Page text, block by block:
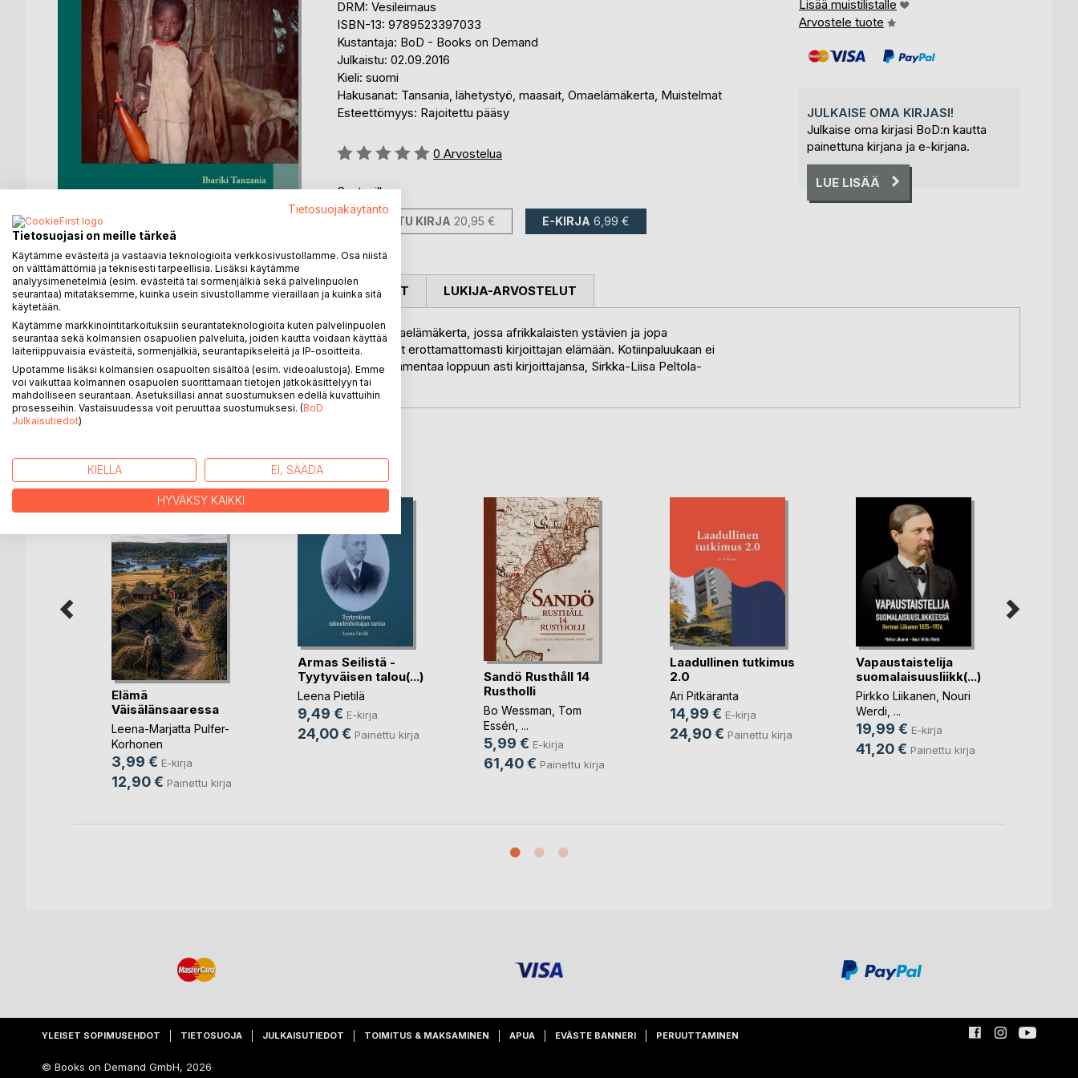
DRM: Vesileimaus
ISBN-13: 9789523397033
Kustantaja: BoD - Books on Demand
Julkaistu: 02.09.2016
Kieli: suomi
Hakusanat: Tansania, lähetystyö, maasait, Omaelämäkerta, Muistelmat
Esteettömyys: Rajoitettu pääsy
Arvostelu::
0 Arvostelua
Saatavilla::
PAINETTU KIRJA 20,95 € E-KIRJA 6,99 €
Lisää muistilistalle
Arvostele tuote
JULKAISE OMA KIRJASI!
Julkaise oma kirjasi BoD:n kautta
painettuna kirjana ja e-kirjana.
LUE LISÄÄ
KUVAUS
‘Mwalimu – Opettaja’ on suomalaisen Tansania-lähetin omaelämäkerta, jossa afrikkalaisten ystävien ja jopa
pelottavien maasai-paimentolaisten arki ja juhla kietoutuvat erottamattomasti kirjoittajan elämään. Kotiinpaluukaan ei
ole vain laskeutumista hiljaiseloon, vaan muistelmateos ammentaa loppuun asti kirjoittajansa, Sirkka-Liisa Peltola-
Laineen, koskettavia kokemuksia.
KIRJAILIJA LEHDISTÖARVOSTELUT LUKIJA-ARVOSTELUT
LISÄÄ KIRJOJA BoD:LLA
Elämä
Väisälänsaaressa
Leena-Marjatta Pulfer-
Korhonen
3,99 € E-kirja
12,90 € Painettu kirja
Armas Seilistä -
Tyytyväisen talou(...)
Leena Pietilä
9,49 € E-kirja
24,00 € Painettu kirja
Sandö Rusthåll 14
Rustholli
Bo Wessman Tom
Essén , ...
5,99 € E-kirja
61,40 € Painettu kirja
Laadullinen tutkimus
2.0
Ari Pitkäranta
14,99 € E-kirja
24,90 € Painettu kirja
Vapaustaistelija
suomalaisuusliikk(...)
Pirkko Liikanen Nouri
Werdi , ...
19,99 € E-kirja
41,20 € Painettu kirja
YLEISET SOPIMUSEHDOT TIETOSUOJA JULKAISUTIEDOT TOIMITUS & MAKSAMINEN APUA EVÄSTE BANNERI PERUUTTAMINEN
© Books on Demand GmbH, 2026
Tietosuojakäytäntö
Tietosuojasi on meille tärkeä
Käytämme evästeitä ja vastaavia teknologioita verkkosivustollamme. Osa niistä
on välttämättömiä ja teknisesti tarpeellisia. Lisäksi käytämme
analyysimenetelmiä (esim. evästeitä tai sormenjälkiä sekä palvelinpuolen
seurantaa) mitataksemme, kuinka usein sivustollamme vieraillaan ja kuinka sitä
käytetään.
Käytämme markkinointitarkoituksiin seurantateknologioita kuten palvelinpuolen
seurantaa sekä kolmansien osapuolien palveluita, joiden kautta voidaan käyttää
laiteriippuvaisia evästeitä, sormenjälkiä, seurantapikseleitä ja IP-osoitteita.
Upotamme lisäksi kolmansien osapuolten sisältöä (esim. videoalustoja). Emme
voi vaikuttaa kolmannen osapuolen suorittamaan tietojen jatkokäsittelyyn tai
mahdolliseen seurantaan. Asetuksillasi annat suostumuksen edellä kuvattuihin
prosesseihin. Vastaisuudessa voit peruuttaa suostumuksesi. (BoD
Julkaisutiedot)
KIELLÄ EI, SÄÄDÄ
HYVÄKSY KAIKKI